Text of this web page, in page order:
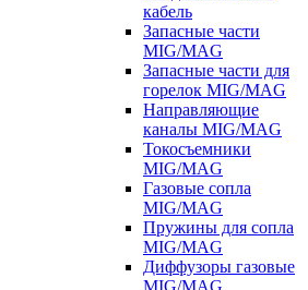
кабель
Запасные части
MIG/MAG
Запасные части для
горелок MIG/MAG
Направляющие
каналы MIG/MAG
Токосъемники
MIG/MAG
Газовые сопла
MIG/MAG
Пружины для сопла
MIG/MAG
Диффузоры газовые
MIG/MAG